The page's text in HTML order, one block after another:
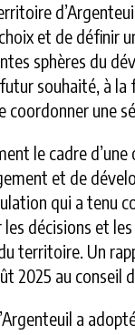
et de définir
sphères du
souhaité, à
une
le cadre
et de
qui a tenu
décisions et
territoire. Un
2025 au conseil
a